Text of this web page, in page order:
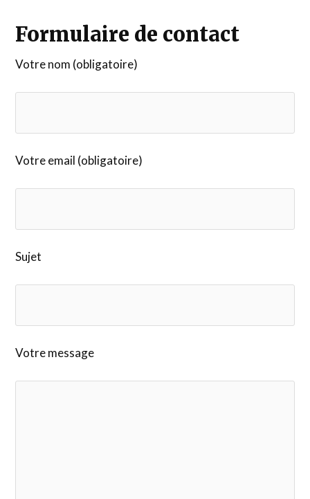
Formulaire de contact
Votre nom (obligatoire)
Votre email (obligatoire)
Sujet
Votre message